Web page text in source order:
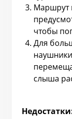
Маршрут
чтобы
Для
слыша